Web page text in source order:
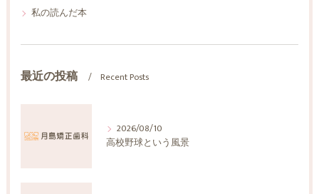
私の読んだ本
最近の投稿 Recent Posts
2026/08/10
高校野球という風景